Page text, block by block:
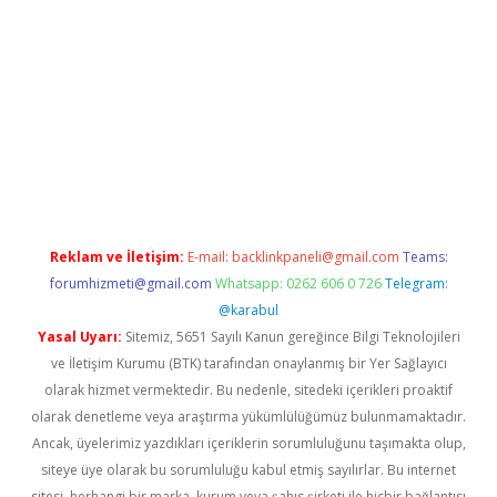
Reklam ve İletişim: E-mail: backlinkpaneli@gmail.com Teams:
forumhizmeti@gmail.com Whatsapp: 0262 606 0 726 Telegram:
@karabul
Yasal Uyarı: Sitemiz, 5651 Sayılı Kanun gereğince Bilgi Teknolojileri
ve İletişim Kurumu (BTK) tarafından onaylanmış bir Yer Sağlayıcı
olarak hizmet vermektedir. Bu nedenle, sitedeki içerikleri proaktif
olarak denetleme veya araştırma yükümlülüğümüz bulunmamaktadır.
Ancak, üyelerimiz yazdıkları içeriklerin sorumluluğunu taşımakta olup,
siteye üye olarak bu sorumluluğu kabul etmiş sayılırlar. Bu internet